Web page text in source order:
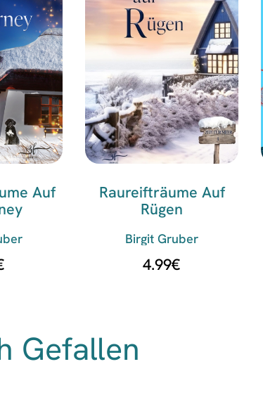
Auf
Raureifträume Auf
Rügen
Birgit Gruber
4.99€
Gefallen